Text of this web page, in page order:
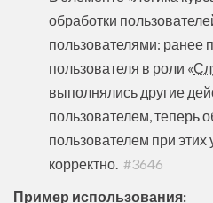
обработки
пользователями: ранее
пользователя в роли «
выполнялись другие
пользователем, теперь
пользователем при
корректно. #3646
Пример использования: